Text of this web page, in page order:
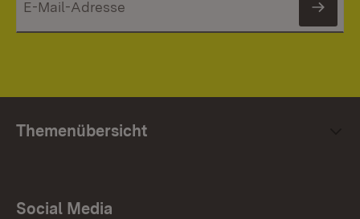
Themenübersicht
Social Media